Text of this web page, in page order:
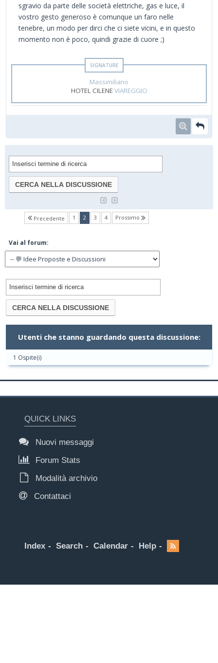
sgravio da parte delle società elettriche, gas e luce, il
vostro gesto generoso è comunque un faro nelle
tenebre, un modo per dirci che ci siete vicini, e in questo
momento non è poco, quindi grazie di cuore ;)
Massimiliano
HOTEL CILENEVIAREGGIO
Precedente 1 2(current)
3 4 Prossimo
Vai al forum:
Utenti che stanno guardando questa discussione:
1 Ospite(i)
QUICK LINKS
Nuovi messaggi
Forum Stats
Modalità archivio
Contattaci
Index Search Calendar Help